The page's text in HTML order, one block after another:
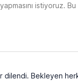
istiyoruz.
Bekleyen